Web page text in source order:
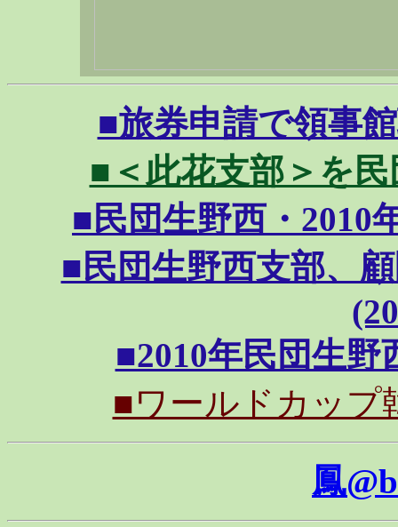
■旅券申請で領事
■＜此花支部＞を
■民団生野西・2010
■民団生野西支部、
■2010年民団生野
■ワールドカップ
鳳